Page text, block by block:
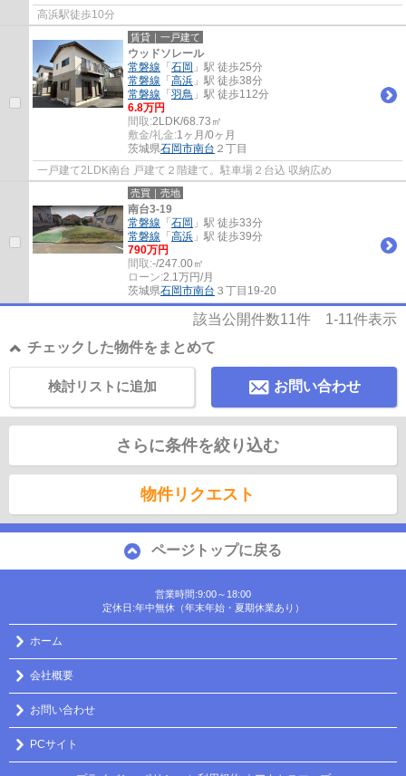
高浜駅徒歩10分
賃貸｜一戸建て
ウッドソレール
常磐線 「 石岡 」駅 徒歩25分
常磐線 「 高浜 」駅 徒歩38分
常磐線 「 羽鳥 」駅 徒歩112分
6.8万円
間取:2LDK/68.73㎡
敷金/礼金:1ヶ月/0ヶ月
茨城県石岡市南台 ２丁目
一戸建て2LDK南台 戸建て２階建て。駐車場２台込 収納広め
売買｜売地
南台3-19
常磐線 「 石岡 」駅 徒歩33分
常磐線 「 高浜 」駅 徒歩39分
790万円
間取:-/247.00㎡
ローン:2.1万円/月
茨城県石岡市南台 ３丁目19-20
該当公開件数11件 1-11件表示
チェックした物件をまとめて
お問い合わせ
検討リストに追加
さらに条件を絞り込む
物件リクエスト
ページトップに戻る
営業時間:9:00～18:00
定休日:年中無休（年末年始・夏期休業あり）
ホーム
会社概要
お問い合わせ
PCサイト